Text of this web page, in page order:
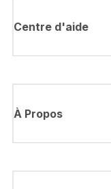
Centre d'aide
À Propos